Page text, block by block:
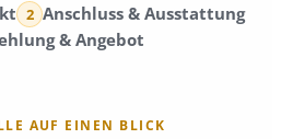
2 Anschluss & Ausstattung
& Angebot
AUF EINEN BLICK